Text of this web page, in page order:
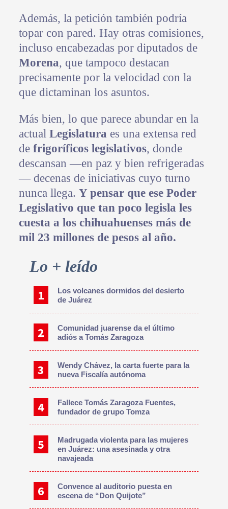
Además, la petición también podría
topar con pared. Hay otras comisiones,
incluso encabezadas por diputados de
Morena, que tampoco destacan
precisamente por la velocidad con la
que dictaminan los asuntos.
Más bien, lo que parece abundar en la
actual Legislatura es una extensa red
de frigoríficos legislativos, donde
descansan —en paz y bien refrigeradas
— decenas de iniciativas cuyo turno
nunca llega. Y pensar que ese Poder
Legislativo que tan poco legisla les
cuesta a los chihuahuenses más de
mil 23 millones de pesos al año.
Primary
Sidebar
Lo + leído
Los volcanes dormidos del desierto
de Juárez
Comunidad juarense da el último
adiós a Tomás Zaragoza
Wendy Chávez, la carta fuerte para la
nueva Fiscalía autónoma
Fallece Tomás Zaragoza Fuentes,
fundador de grupo Tomza
Madrugada violenta para las mujeres
en Juárez: una asesinada y otra
navajeada
Convence al auditorio puesta en
escena de “Don Quijote”